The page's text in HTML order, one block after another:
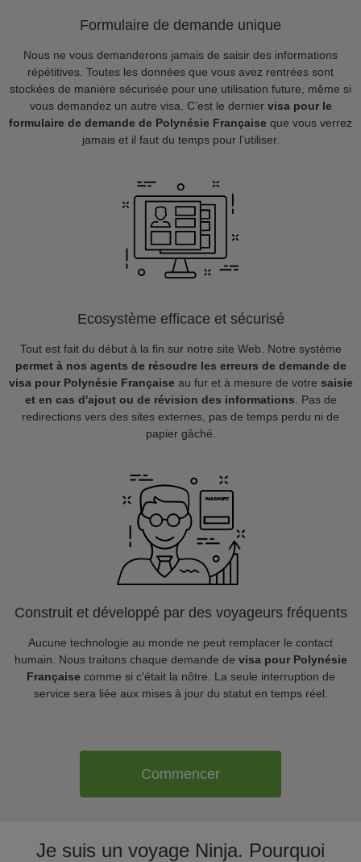
Formulaire de demande unique
Nous ne vous demanderons jamais de saisir des informations
répétitives. Toutes les données que vous avez rentrées sont
stockées de manière sécurisée pour une utilisation future, même si
vous demandez un autre visa. C’est le dernier visa pour le
formulaire de demande de Polynésie Française que vous verrez
jamais et il faut du temps pour l’utiliser.
Ecosystème efficace et sécurisé
Tout est fait du début à la fin sur notre site Web. Notre système
permet à nos agents de résoudre les erreurs de demande de
visa pour Polynésie Française au fur et à mesure de votre saisie
et en cas d'ajout ou de révision des informations . Pas de
redirections vers des sites externes, pas de temps perdu ni de
papier gâché.
Construit et développé par des voyageurs fréquents
Aucune technologie au monde ne peut remplacer le contact
humain. Nous traitons chaque demande de visa pour Polynésie
Française comme si c'était la nôtre. La seule interruption de
service sera liée aux mises à jour du statut en temps réel.
Commencer
Je suis un voyage Ninja. Pourquoi